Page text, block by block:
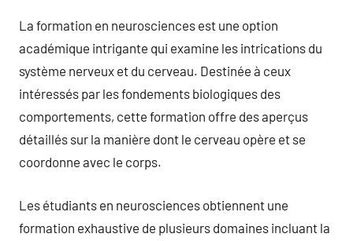
La formation en neurosciences est une option
académique intrigante qui examine les intrications du
système nerveux et du cerveau. Destinée à ceux
intéressés par les fondements biologiques des
comportements, cette formation offre des aperçus
détaillés sur la manière dont le cerveau opère et se
coordonne avec le corps.
Les étudiants en neurosciences obtiennent une
formation exhaustive de plusieurs domaines incluant la